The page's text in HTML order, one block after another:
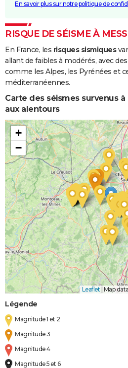
En savoir plus sur notre politique de
RISQUE DE SÉISME À
En France, les risques sismiques
allant de faibles à modérés, avec
comme les Alpes, les Pyrénées et
méditerranéennes.
Carte des séismes survenus
aux alentours
+
−
Leaflet | Map
Légende
Magnitude 1 et 2
Magnitude 3
Magnitude 4
Magnitude 5 et 6